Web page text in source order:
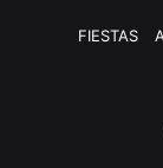
FIESTAS